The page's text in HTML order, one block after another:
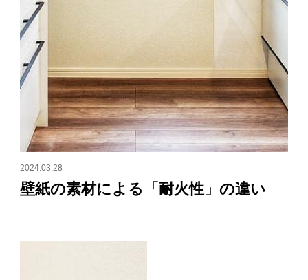
2024.03.28
壁紙の素材による「耐火性」の違い